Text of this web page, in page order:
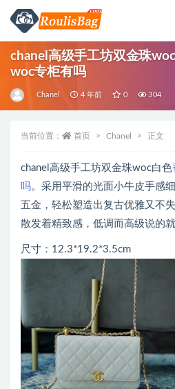
chanel高级手工坊双金珠
woc专柜有吗
Chanel 4 年前 0 304
当前位置： 首页 Chanel 正文
chanel高级手工坊双金珠woc白色
吗。采用平滑的光面小牛皮手感
五金，轻松塑造出复古优雅又不
散发着精致感，低调而高级说的
尺寸：12.3*19.2*3.5cm